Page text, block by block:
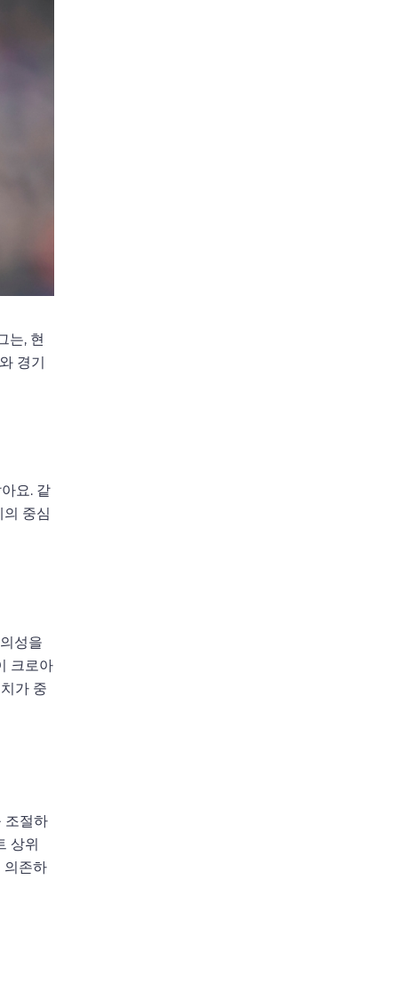
는, 현
경기
요. 같
중심
성을
크로아
가 중
조절하
상위
의존하